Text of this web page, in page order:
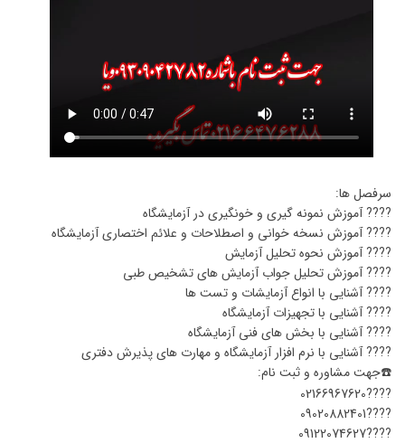
سرفصل ها:
???? آموزش نمونه گیری و خونگیری در آزمایشگاه
???? آموزش نسخه خوانی و اصطلاحات و علائم اختصاری آزمایشگاه
???? آموزش نحوه تحلیل آزمایش
???? آموزش تحلیل جواب آزمایش های تشخیص طبی
???? آشنایی با انواع آزمایشات و تست ها
???? آشنایی با تجهیزات آزمایشگاه
???? آشنایی با بخش های فنی آزمایشگاه
???? آشنایی با نرم افزار آزمایشگاه و مهارت های پذیرش دفتری
☎️جهت مشاوره و ثبت نام:
????02166967620
????09020882401
????09122074627